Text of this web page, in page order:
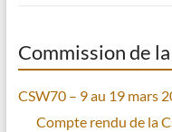
Commission de
CSW70 – 9 au 19 mars
Compte rendu de la